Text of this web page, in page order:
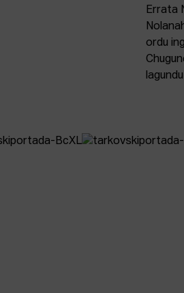
Errata
ordu